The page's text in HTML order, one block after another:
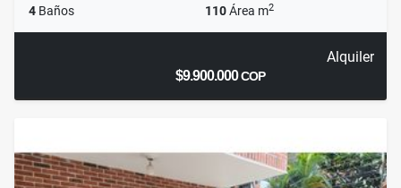
4 Baños 110Área m2
Alquiler
$9.900.000COP